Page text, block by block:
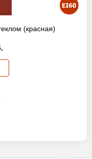
(красная)